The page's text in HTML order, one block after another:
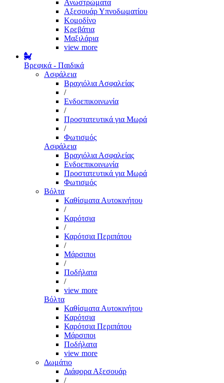
Ανωστρώματα
Αξεσουάρ Υπνοδωματίου
Κομοδίνο
Κρεβάτια
Μαξιλάρια
view more
Βρεφικά - Παιδικά
Ασφάλεια
Βραχιόλια Ασφαλείας
/
Ενδοεπικοινωνία
/
Προστατευτικά για Μωρά
/
Φωτισμός
Ασφάλεια
Βραχιόλια Ασφαλείας
Ενδοεπικοινωνία
Προστατευτικά για Μωρά
Φωτισμός
Βόλτα
Καθίσματα Αυτοκινήτου
/
Καρότσια
/
Καρότσια Περιπάτου
/
Μάρσιποι
/
Ποδήλατα
/
view more
Βόλτα
Καθίσματα Αυτοκινήτου
Καρότσια
Καρότσια Περιπάτου
Μάρσιποι
Ποδήλατα
view more
Δωμάτιο
Διάφορα Αξεσουάρ
/